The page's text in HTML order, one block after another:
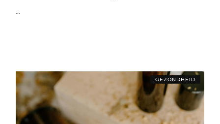
...
GEZONDHEID